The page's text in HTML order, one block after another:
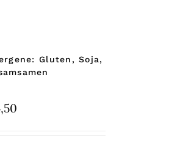
Gluten, Soja,